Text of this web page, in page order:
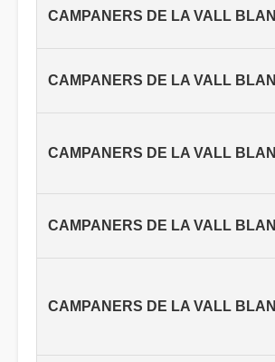
CAMPANERS DE LA VALL
CAMPANERS DE LA VALL
CAMPANERS DE LA VALL
CAMPANERS DE LA VALL
CAMPANERS DE LA VALL